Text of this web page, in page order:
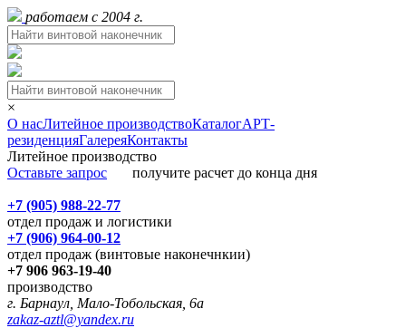
работаем с 2004 г.
×
О насЛитейное производствоКаталогАРТ-
резиденцияГалереяКонтакты
Литейное производство
Оставьте запрос получите расчет до конца дня
+7 (905) 988-22-77
отдел продаж и логистики
+7 (906) 964-00-12
отдел продаж (винтовые наконечнкии)
+7 906 963-19-40
производство
г. Барнаул, Мало-Тобольская, 6а
zakaz-aztl@yandex.ru